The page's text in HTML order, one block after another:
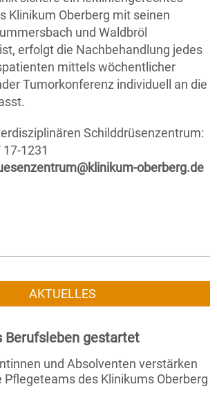
Klinikum Oberberg mit seinen
und Waldbröl
erfolgt die Nachbehandlung jedes
mittels wöchentlicher
Tumorkonferenz individuell an die
Schilddrüsenzentrum:
1231
oberberg.de
AKTUELLES
Berufsleben gestartet
und Absolventen verstärken
Pflegeteams des Klinikums Oberberg